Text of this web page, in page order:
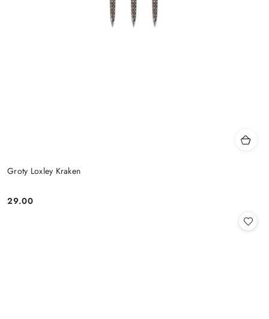
Groty Loxley Kraken
Cena:
29.00